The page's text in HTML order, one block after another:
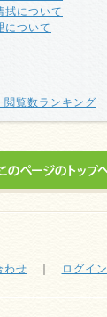
拭について
について
覧数ランキング
わせ ログイン